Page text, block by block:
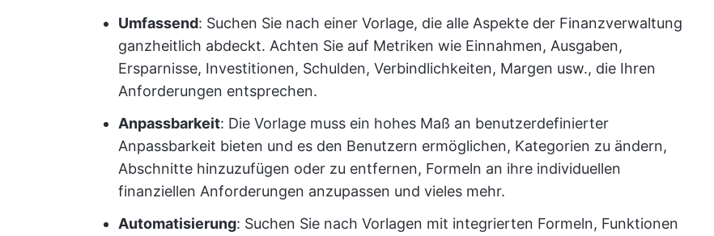
Umfassend: Suchen Sie nach einer Vorlage, die alle Aspekte der Finanzverwaltung
ganzheitlich abdeckt. Achten Sie auf Metriken wie Einnahmen, Ausgaben,
Ersparnisse, Investitionen, Schulden, Verbindlichkeiten, Margen usw., die Ihren
Anforderungen entsprechen.
Anpassbarkeit: Die Vorlage muss ein hohes Maß an benutzerdefinierter
Anpassbarkeit bieten und es den Benutzern ermöglichen, Kategorien zu ändern,
Abschnitte hinzuzufügen oder zu entfernen, Formeln an ihre individuellen
finanziellen Anforderungen anzupassen und vieles mehr.
Automatisierung: Suchen Sie nach Vorlagen mit integrierten Formeln, Funktionen